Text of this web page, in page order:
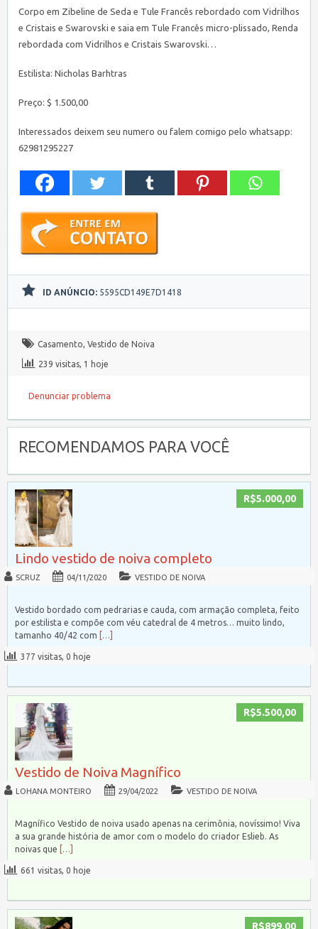
Corpo em Zibeline de Seda e Tule Francês rebordado com Vidrilhos
e Cristais e Swarovski e saia em Tule Francês micro-plissado, Renda
rebordada com Vidrilhos e Cristais Swarovski…
Estilista: Nicholas Barhtras
Preço: $ 1.500,00
Interessados deixem seu numero ou falem comigo pelo whatsapp:
62981295227
ID ANÚNCIO: 5595CD149E7D1418
Casamento, Vestido de Noiva
239 visitas, 1 hoje
Denunciar problema
RECOMENDAMOS PARA VOCÊ
R$5.000,00
Lindo vestido de noiva completo
SCRUZ 04/11/2020 VESTIDO DE NOIVA
Vestido bordado com pedrarias e cauda, com armação completa, feito
por estilista e compõe com véu catedral de 4 metros… muito lindo,
tamanho 40/42 com […]
377 visitas, 0 hoje
R$5.500,00
Vestido de Noiva Magnífico
LOHANA MONTEIRO 29/04/2022 VESTIDO DE NOIVA
Magnífico Vestido de noiva usado apenas na cerimônia, novíssimo! Viva
a sua grande história de amor com o modelo do criador Eslieb. As
noivas que […]
661 visitas, 0 hoje
R$899,00